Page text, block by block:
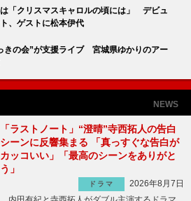
「クリスマスキャロルの頃には」 デビュ
、ゲストに松本伊代
きの会”が支援ライブ 宮城県ゆかりのアー
NEWS
「ラストノート」“澄晴”寺西拓人の告白
シーンに反響集まる 「真っすぐな告白が
カッコいい」「最高のシーンをありがと
う」
ドラマ
2026年8月7日